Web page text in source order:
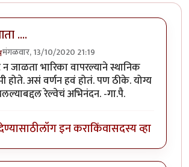
....
मंगळवार, 13/10/2020 21:19
बातमीbyहेमंतकुमार
जाळता भारिका वापरल्याने स्थानिक
होते. असं वर्णन हवं होतं. पण ठीके. योग्य
रेल्वेचं अभिनंदन. -गा.पै.
लॉग इन कराकिंवासदस्य व्हा